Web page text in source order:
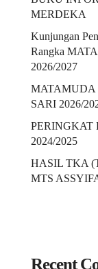
MERDEKA
Kunjungan
Rangka
2026/2027
MATAMUDA
SARI 2026/
PERINGKAT
2024/2025
HASIL TKA
MTS
Recent